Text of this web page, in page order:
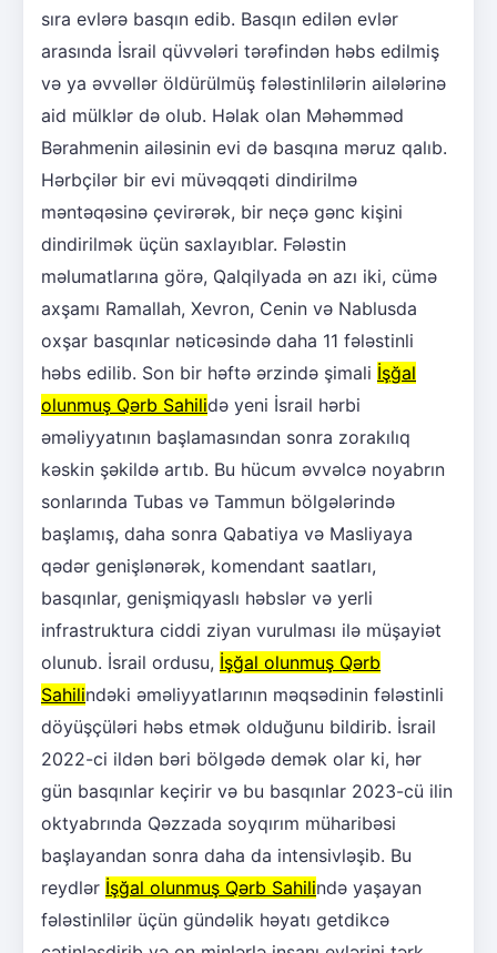
sıra evlərə basqın edib. Basqın edilən evlər
arasında İsrail qüvvələri tərəfindən həbs edilmiş
və ya əvvəllər öldürülmüş fələstinlilərin ailələrinə
aid mülklər də olub. Həlak olan Məhəmməd
Bərahmenin ailəsinin evi də basqına məruz qalıb.
Hərbçilər bir evi müvəqqəti dindirilmə
məntəqəsinə çevirərək, bir neçə gənc kişini
dindirilmək üçün saxlayıblar. Fələstin
məlumatlarına görə, Qalqilyada ən azı iki, cümə
axşamı Ramallah, Xevron, Cenin və Nablusda
oxşar basqınlar nəticəsində daha 11 fələstinli
həbs edilib. Son bir həftə ərzində şimali İşğal
olunmuş Qərb Sahilidə yeni İsrail hərbi
əməliyyatının başlamasından sonra zorakılıq
kəskin şəkildə artıb. Bu hücum əvvəlcə noyabrın
sonlarında Tubas və Tammun bölgələrində
başlamış, daha sonra Qabatiya və Masliyaya
qədər genişlənərək, komendant saatları,
basqınlar, genişmiqyaslı həbslər və yerli
infrastruktura ciddi ziyan vurulması ilə müşayiət
olunub. İsrail ordusu, İşğal olunmuş Qərb
Sahilindəki əməliyyatlarının məqsədinin fələstinli
döyüşçüləri həbs etmək olduğunu bildirib. İsrail
2022-ci ildən bəri bölgədə demək olar ki, hər
gün basqınlar keçirir və bu basqınlar 2023-cü ilin
oktyabrında Qəzzada soyqırım müharibəsi
başlayandan sonra daha da intensivləşib. Bu
reydlər İşğal olunmuş Qərb Sahilində yaşayan
fələstinlilər üçün gündəlik həyatı getdikcə